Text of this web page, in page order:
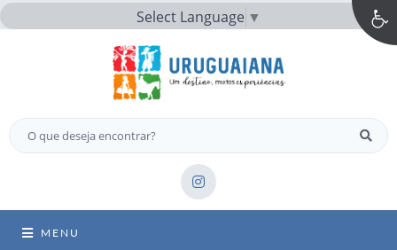
Select Language ▼
MENU